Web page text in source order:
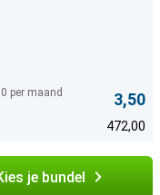
per maand
3,50
472,00
je bundel